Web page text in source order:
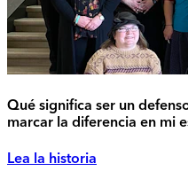
Qué significa ser un
marcar la diferencia en mi
Lea la historia